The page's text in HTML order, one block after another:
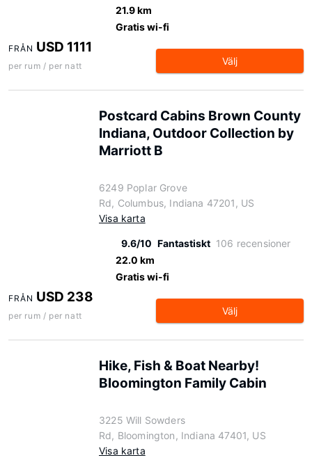
21.9 km
Gratis wi-fi
FRÅN USD 1111
per rum / per natt Välj
Postcard Cabins Brown County
Indiana, Outdoor Collection by
Marriott B
6249 Poplar Grove
Rd, Columbus, Indiana 47201, US
Visa karta
9.6/10 Fantastiskt 106 recensioner
22.0 km
Gratis wi-fi
FRÅN USD 238
per rum / per natt Välj
Hike, Fish & Boat Nearby!
Bloomington Family Cabin
3225 Will Sowders
Rd, Bloomington, Indiana 47401, US
Visa karta